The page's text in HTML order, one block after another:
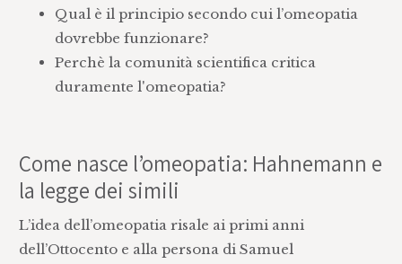
Qual è il principio secondo cui l’omeopatia
dovrebbe funzionare?
Perchè la comunità scientifica critica
duramente l'omeopatia?
Come nasce l’omeopatia: Hahnemann e
la legge dei simili
L’idea dell’omeopatia risale ai primi anni
dell’Ottocento e alla persona di Samuel